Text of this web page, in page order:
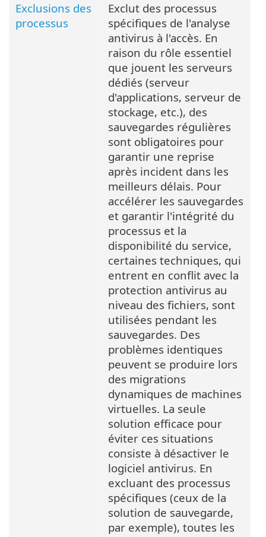
Exclusions des
processus
Exclut des processus
spécifiques de l'analyse
antivirus à l'accès. En
raison du rôle essentiel
que jouent les serveurs
dédiés (serveur
d'applications, serveur de
stockage, etc.), des
sauvegardes régulières
sont obligatoires pour
garantir une reprise
après incident dans les
meilleurs délais. Pour
accélérer les sauvegardes
et garantir l'intégrité du
processus et la
disponibilité du service,
certaines techniques, qui
entrent en conflit avec la
protection antivirus au
niveau des fichiers, sont
utilisées pendant les
sauvegardes. Des
problèmes identiques
peuvent se produire lors
des migrations
dynamiques de machines
virtuelles. La seule
solution efficace pour
éviter ces situations
consiste à désactiver le
logiciel antivirus. En
excluant des processus
spécifiques (ceux de la
solution de sauvegarde,
par exemple), toutes les